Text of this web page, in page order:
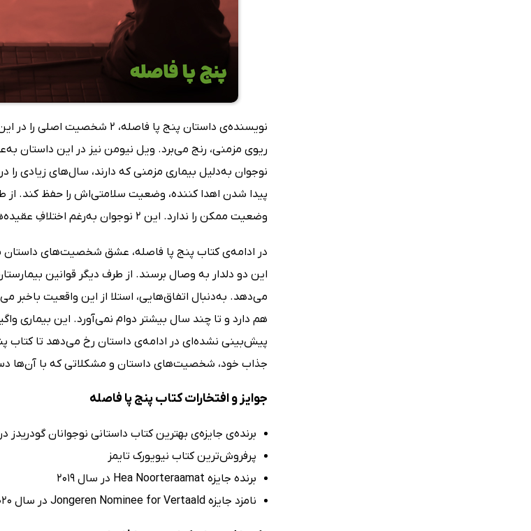
نویسنده‌ی داستان پنج پا
ریوی مزمنی، رنج می‌برد. ویل نیومن نیز در این داستان
نوجوان به‌دلیل بیماری مزمنی که دارند، سال‌های زیادی
پیدا شدن اهدا کننده، وضعیت سلامتی‌اش را حفظ کند. از
وضعیت ممکن را ندارد. این 2 نوجوان به‌رغم اختلافِ عقیده‌هایی که درباره‌ی زندگی با هم دارند، به یکدیگر نَرد عشق می‌بازند.
در ادامه‌ی کتاب پنج پا فاصله، عشق شخصیت‌های داستان
این دو دلدار به وصال برسند. از طرف دیگر قوانین
می‌‌دهد. به‌دنبال اتفاق‌هایی، استلا از این واقعیت باخبر
هم دارد و تا چند سال بیشتر دوام نمی‌آورد. این بیماری
پیش‌بینی نشده‌ای در ادامه‌ی داستان رخ می‌دهد تا کتاب
جذاب خود، شخصیت‌های داستان و مشکلاتی که با آن‌ها
جوایز و افتخارات کتاب پنج پا فاصله
برنده‌ی جایزه‌ی بهترین کتاب داستانی نوجوانان گودریدز در
پرفروش‌ترین کتاب نیویورک تایمز
برنده جایزه Hea Noorteraamat در سال 2019
نامزد جایزه Jongeren Nominee for Vertaald در سال 2020